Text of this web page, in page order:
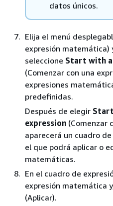
datos únicos.
Elija el menú
expresión matemática)
seleccione Start with
(Comenzar con una
expresiones
predefinidas.
Después de elegir
expression (Comenzar
aparecerá un cuadro
el que podrá aplicar o
matemáticas.
En el cuadro de
expresión matemática
(Aplicar).